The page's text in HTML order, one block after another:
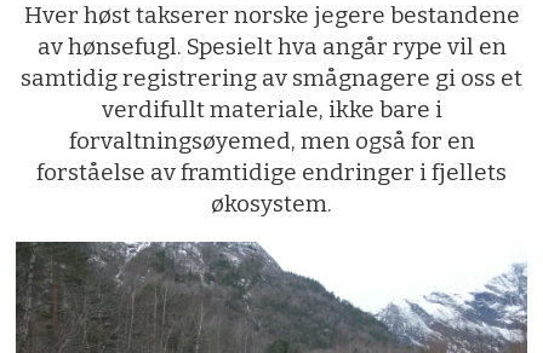
Hver høst takserer norske jegere bestandene
av hønsefugl. Spesielt hva angår rype vil en
samtidig registrering av smågnagere gi oss et
verdifullt materiale, ikke bare i
forvaltningsøyemed, men også for en
forståelse av framtidige endringer i fjellets
økosystem.